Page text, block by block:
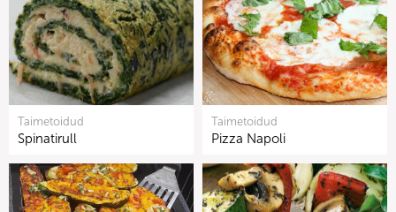
Taimetoidud
Spinatirull
Taimetoidud
Pizza Napoli